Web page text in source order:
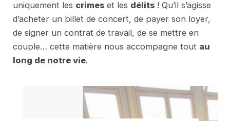
uniquement les crimes et les délits ! Qu’il s’agisse
d’acheter un billet de concert, de payer son loyer,
de signer un contrat de travail, de se mettre en
couple… cette matière nous accompagne tout au
long de notre vie.